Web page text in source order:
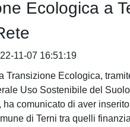
Ecologica a
11-07 16:51:19
Transizione Ecologica,
Uso Sostenibile del
ha comunicato di aver inserito
di Terni tra quelli